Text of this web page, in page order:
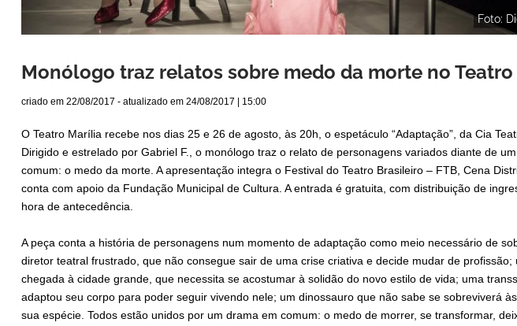
Foto:
Monólogo traz relatos sobre medo da morte no
criado em 22/08/2017 - atualizado em 24/08/2017 | 15:00
O Teatro Marília recebe nos dias 25 e 26 de agosto, às 20h, o espetáculo “Adaptação”, da Cia
Dirigido e estrelado por Gabriel F., o monólogo traz o relato de personagens variados diante de
comum: o medo da morte. A apresentação integra o Festival do Teatro Brasileiro – FTB, Cena
conta com apoio da Fundação Municipal de Cultura. A entrada é gratuita, com distribuição de
hora de antecedência.
A peça conta a história de personagens num momento de adaptação como meio necessário de
diretor teatral frustrado, que não consegue sair de uma crise criativa e decide mudar de profissão;
chegada à cidade grande, que necessita se acostumar à solidão do novo estilo de vida; uma
adaptou seu corpo para poder seguir vivendo nele; um dinossauro que não sabe se sobreviverá
sua espécie. Todos estão unidos por um drama em comum: o medo de morrer, se transformar,